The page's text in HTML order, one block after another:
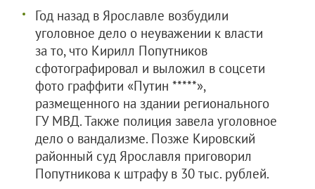
Год назад в Ярославле возбудили
уголовное дело о неуважении к власти
за то, что Кирилл Попутников
сфотографировал и выложил в соцсети
фото граффити «Путин *****»,
размещенного на здании регионального
ГУ МВД. Также полиция завела уголовное
дело о вандализме. Позже Кировский
районный суд Ярославля приговорил
Попутникова к штрафу в 30 тыс. рублей.